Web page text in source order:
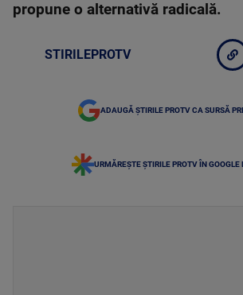
propune o alternativă radicală.
STIRILEPROTV
ADAUGĂ ȘTIRILE PROTV CA SURSĂ
URMĂREȘTE ȘTIRILE PROTV ÎN GOOGLE